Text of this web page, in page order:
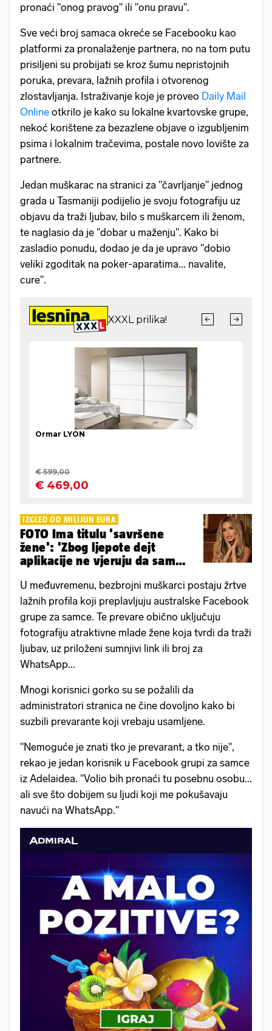
pronaći "onog pravog" ili "onu pravu".
Sve veći broj samaca okreće se Facebooku kao
platformi za pronalaženje partnera, no na tom putu
prisiljeni su probijati se kroz šumu nepristojnih
poruka, prevara, lažnih profila i otvorenog
zlostavljanja. Istraživanje koje je proveo Daily Mail
Online otkrilo je kako su lokalne kvartovske grupe,
nekoć korištene za bezazlene objave o izgubljenim
psima i lokalnim tračevima, postale novo lovište za
partnere.
Jedan muškarac na stranici za "čavrljanje" jednog
grada u Tasmaniji podijelio je svoju fotografiju uz
objavu da traži ljubav, bilo s muškarcem ili ženom,
te naglasio da je "dobar u maženju". Kako bi
zasladio ponudu, dodao je da je upravo "dobio
veliki zgoditak na poker-aparatima... navalite,
cure".
IZGLED OD MILIJUN EURA
FOTO Ima titulu 'savršene
žene': 'Zbog ljepote dejt
aplikacije ne vjeruju da sam
U međuvremenu, bezbrojni muškarci postaju žrtve
lažnih profila koji preplavljuju australske Facebook
grupe za samce. Te prevare obično uključuju
fotografiju atraktivne mlade žene koja tvrdi da traži
ljubav, uz priloženi sumnjivi link ili broj za
WhatsApp...
Mnogi korisnici gorko su se požalili da
administratori stranica ne čine dovoljno kako bi
suzbili prevarante koji vrebaju usamljene.
"Nemoguće je znati tko je prevarant, a tko nije",
rekao je jedan korisnik u Facebook grupi za samce
iz Adelaidea. "Volio bih pronaći tu posebnu osobu...
ali sve što dobijem su ljudi koji me pokušavaju
navući na WhatsApp."